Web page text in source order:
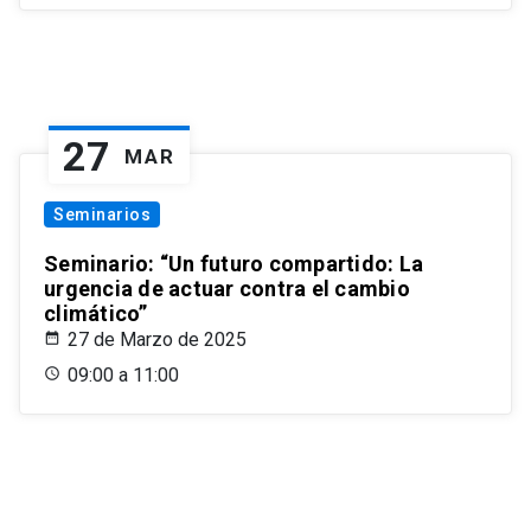
27 MAR
Seminarios
Seminario: “Un futuro compartido: La
urgencia de actuar contra el cambio
climático”
27 de Marzo de 2025
09:00 a 11:00